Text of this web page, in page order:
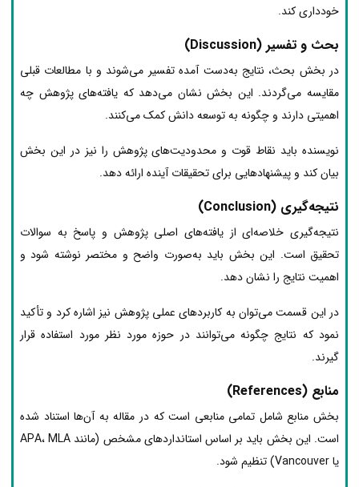
خودداری کند.
بحث و تفسیر (Discussion)
در بخش بحث، نتایج به‌دست آمده تفسیر می‌شوند و با مطالعات قبلی
مقایسه می‌گردند. این بخش نشان می‌دهد که یافته‌های پژوهش چه
اهمیتی دارند و چگونه به توسعه دانش کمک می‌کنند.
نویسنده باید نقاط قوت و محدودیت‌های پژوهش را نیز در این بخش
بیان کند و پیشنهادهایی برای تحقیقات آینده ارائه دهد.
نتیجه‌گیری (Conclusion)
نتیجه‌گیری خلاصه‌ای از یافته‌های اصلی پژوهش و پاسخ به سوالات
تحقیق است. این بخش باید به‌صورت واضح و مختصر نوشته شود و
اهمیت نتایج را نشان دهد.
در این قسمت می‌توان به کاربردهای عملی پژوهش نیز اشاره کرد و تأکید
نمود که نتایج چگونه می‌توانند در حوزه مورد نظر مورد استفاده قرار
گیرند.
منابع (References)
بخش منابع شامل تمامی منابعی است که در مقاله به آن‌ها استناد شده
است. این بخش باید بر اساس استانداردهای مشخص (مانند APA، MLA
یا Vancouver) تنظیم شود.